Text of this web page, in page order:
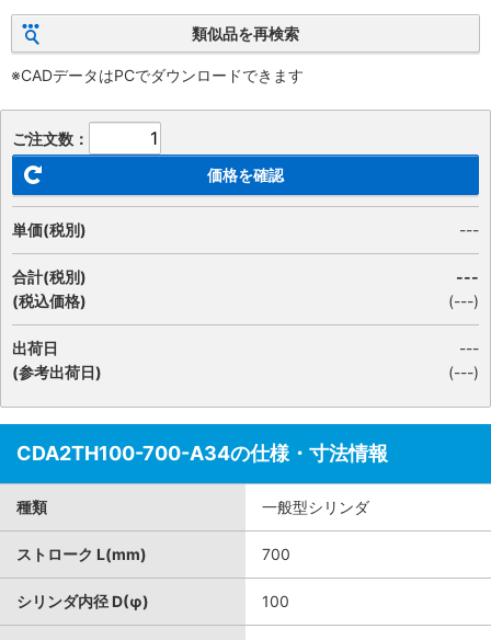
類似品を再検索
※CADデータはPCでダウンロードできます
ご注文数：
価格を確認
単価(税別) ---
合計(税別)
(税込価格)
---
(---)
出荷日
(参考出荷日)
---
(---)
CDA2TH100-700-A34の仕様・寸法情報
種類 一般型シリンダ
ストローク L(mm) 700
シリンダ内径 D(φ) 100